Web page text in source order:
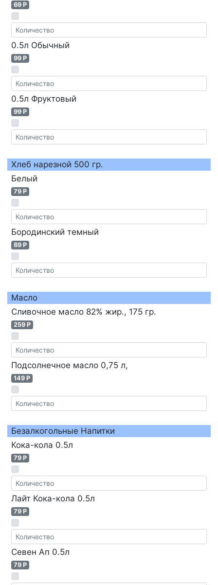
69 P
0.5л Обычный
99 P
0.5л Фруктовый
99 P
Хлеб нарезной 500 гр.
Белый
79 P
Бородинский темный
89 P
Масло
Сливочное масло 82% жир., 175 гр.
259 P
Подсолнечное масло 0,75 л,
149 P
Безалкогольные Напитки
Кока-кола 0.5л
79 P
Лайт Кока-кола 0.5л
79 P
Севен Ап 0.5л
79 P